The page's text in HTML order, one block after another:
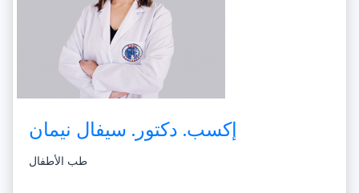
إكسب. دكتور. سيفال نيمان
طب الأطفال